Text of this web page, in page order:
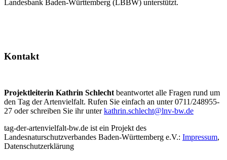
Landesbank Baden-Württemberg (LBBW) unterstützt.
Kontakt
Projektleiterin Kathrin Schlecht beantwortet alle Fragen rund um
den Tag der Artenvielfalt. Rufen Sie einfach an unter 0711/248955-
27 oder schreiben Sie ihr unterkathrin.schlecht@lnv-bw.de
tag-der-artenvielfalt-bw.de ist ein Projekt des
Landesnaturschutzverbandes Baden-Württemberg e.V.: Impressum,
Datenschutzerklärung